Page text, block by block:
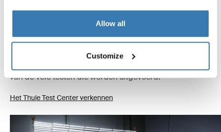
Allow all
Customize
ondergaan onze producten rigoureuze testen. Onze
dakdragersystemen zijn ontworpen om uw uitrusting te
dragen en zo veilig en zeker mogelijk op uw auto te
van de vele testen die worden uitgevoerd.
Het Thule Test Center verkennen